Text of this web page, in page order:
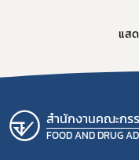
แส
สำนักงานคณะกร
FOOD AND DRUG